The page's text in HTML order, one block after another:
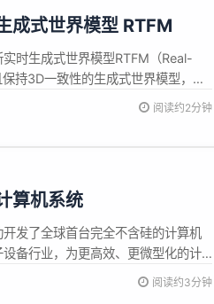
成式世界模型 RTFM
时生成式世界模型RTFM（Real-
持3D一致性的生成式世界模型，亮
回归扩散Transformer架构，通过端
阅读约2分钟
算机系统
发了全球首台完全不含硅的计算机
备行业，为更高效、更微型化的计
、电动车等半导体技术的核心材料，
阅读约3分钟